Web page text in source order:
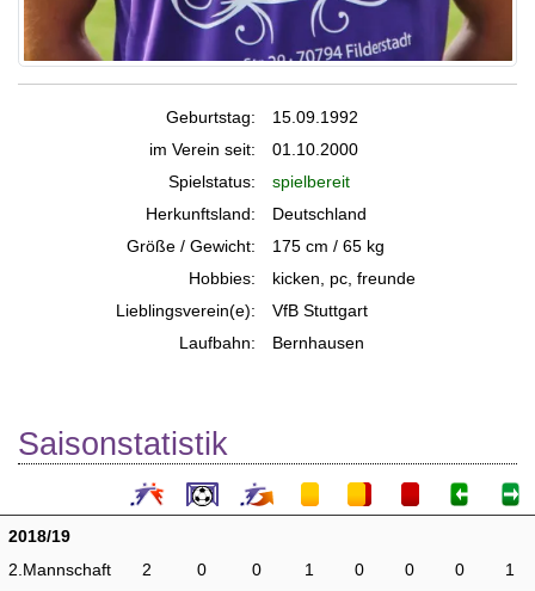
Geburtstag:
15.09.1992
im Verein seit:
01.10.2000
Spielstatus:
spielbereit
Herkunftsland:
Deutschland
Größe / Gewicht:
175 cm / 65 kg
Hobbies:
kicken, pc, freunde
Lieblingsverein(e):
VfB Stuttgart
Laufbahn:
Bernhausen
Saisonstatistik
2018/19
2.Mannschaft
2 0 0 1 0 0 0 1